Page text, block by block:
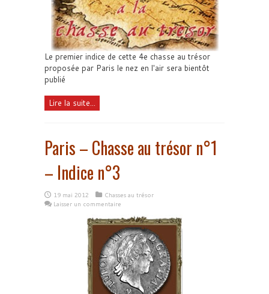
Le premier indice de cette 4e chasse au trésor
proposée par Paris le nez en l'air sera bientôt
publié
Lire la suite...
Paris – Chasse au trésor n°1
– Indice n°3
19 mai 2012
Chasses au trésor
Laisser un commentaire